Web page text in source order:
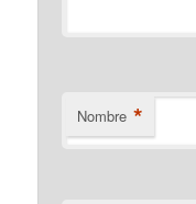
Nombre *